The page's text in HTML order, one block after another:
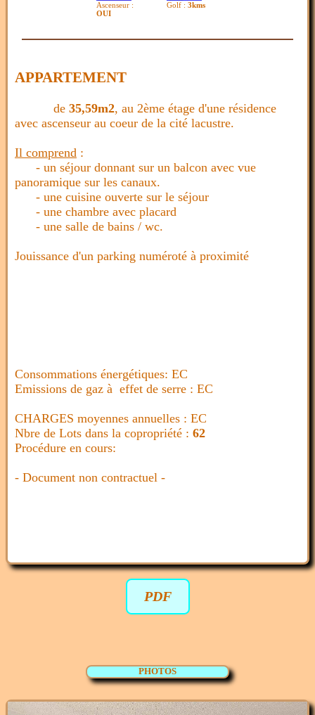
Ascenseur :
OUI
Golf : 3kms
APPARTEMENT
de 35,59m2, au 2ème étage d'une résidence
avec ascenseur au coeur de la cité lacustre.
Il comprend :
- un séjour donnant sur un balcon avec vue
panoramique sur les canaux.
- une cuisine ouverte sur le séjour
- une chambre avec placard
- une salle de bains / wc.
Jouissance d'un parking numéroté à proximité
Consommations énergétiques: EC
Emissions de gaz à effet de serre : EC
CHARGES moyennes annuelles : EC
Nbre de Lots dans la copropriété : 62
Procédure en cours:
- Document non contractuel -
PDF
PHOTOS